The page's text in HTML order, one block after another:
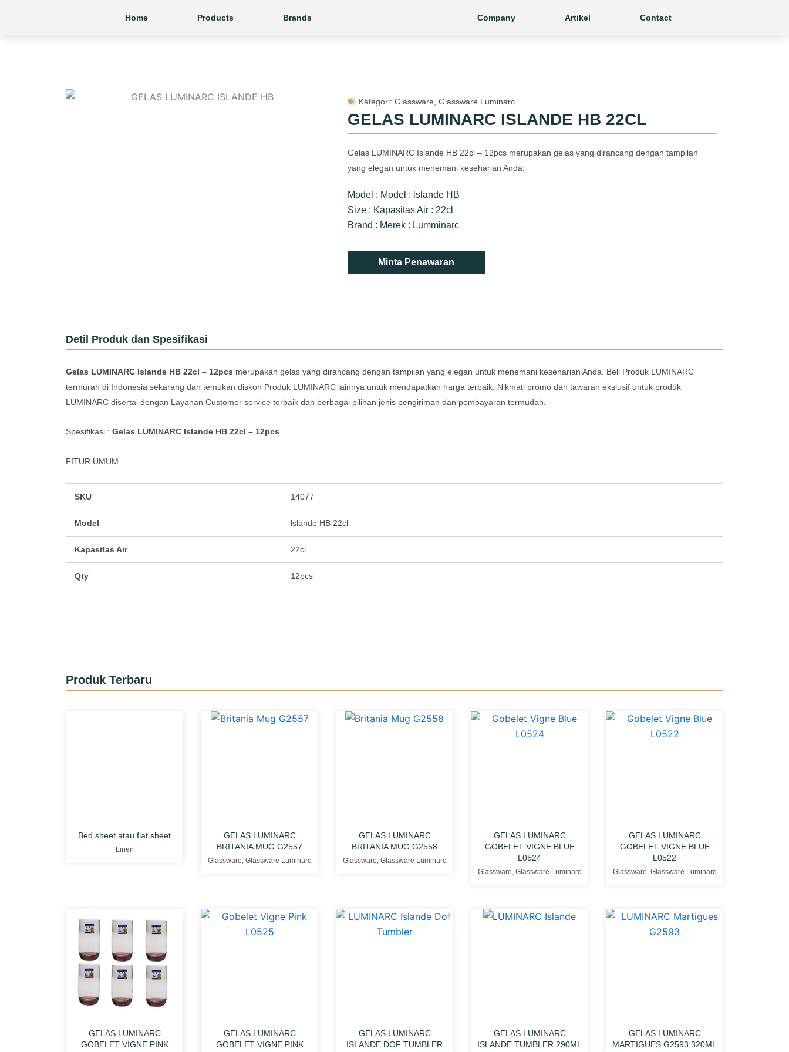
Home Products Brands Company Artikel Contact
Kategori: Glassware ,Glassware Luminarc
GELAS LUMINARC ISLANDE HB 22CL
Gelas LUMINARC Islande HB 22cl – 12pcs merupakan gelas yang dirancang dengan tampilan
yang elegan untuk menemani keseharian Anda.
Model : Model : lslande HB
Size : Kapasitas Air : 22cl
Brand : Merek : Lumminarc
Minta Penawaran
Detil Produk dan Spesifikasi
Gelas LUMINARC Islande HB 22cl – 12pcs merupakan gelas yang dirancang dengan tampilan yang elegan untuk menemani keseharian Anda. Beli Produk LUMINARC
termurah di Indonesia sekarang dan temukan diskon Produk LUMINARC lainnya untuk mendapatkan harga terbaik. Nikmati promo dan tawaran ekslusif untuk produk
LUMINARC disertai dengan Layanan Customer service terbaik dan berbagai pilihan jenis pengiriman dan pembayaran termudah.
Spesifikasi : Gelas LUMINARC Islande HB 22cl – 12pcs
FITUR UMUM
SKU 14077
Model lslande HB 22cl
Kapasitas Air 22cl
Qty 12pcs
Produk Terbaru
Bed sheet atau flat sheet
Linen
GELAS LUMINARC
BRITANIA MUG G2557
Glassware, Glassware Luminarc
GELAS LUMINARC
BRITANIA MUG G2558
Glassware, Glassware Luminarc
GELAS LUMINARC
GOBELET VIGNE BLUE
L0524
Glassware, Glassware Luminarc
GELAS LUMINARC
GOBELET VIGNE BLUE
L0522
Glassware, Glassware Luminarc
GELAS LUMINARC
GOBELET VIGNE PINK
GELAS LUMINARC
GOBELET VIGNE PINK
GELAS LUMINARC
ISLANDE DOF TUMBLER
GELAS LUMINARC
ISLANDE TUMBLER 290ML
GELAS LUMINARC
MARTIGUES G2593 320ML